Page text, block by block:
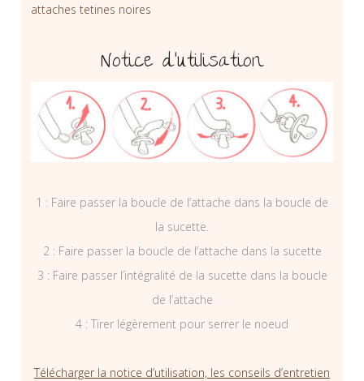
attaches tetines noires
Notice d’utilisation
1 : Faire passer la boucle de l’attache dans la boucle de
la sucette.
2 : Faire passer la boucle de l’attache dans la sucette
3 : Faire passer l’intégralité de la sucette dans la boucle
de l’attache
4 : Tirer légèrement pour serrer le noeud
Télécharger la notice d’utilisation, les conseils d’entretien